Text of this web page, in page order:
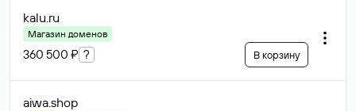
kalu.ru
Магазин доменов
360 500 ₽ ? В корзину
aiwa.shop